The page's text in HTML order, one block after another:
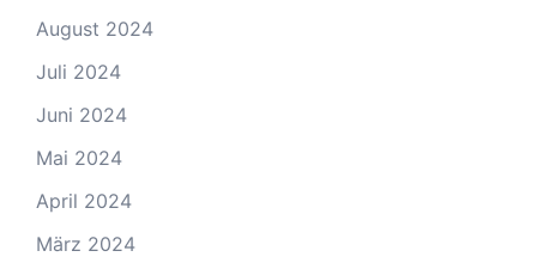
August 2024
Juli 2024
Juni 2024
Mai 2024
April 2024
März 2024